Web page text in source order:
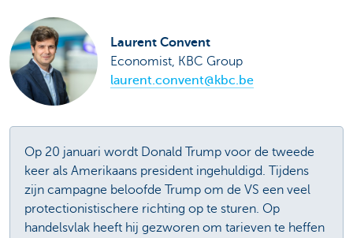
Laurent Convent
Economist, KBC Group
laurent.convent@kbc.be
Op 20 januari wordt Donald Trump voor de tweede
keer als Amerikaans president ingehuldigd. Tijdens
zijn campagne beloofde Trump om de VS een veel
protectionistischere richting op te sturen. Op
handelsvlak heeft hij gezworen om tarieven te heffen